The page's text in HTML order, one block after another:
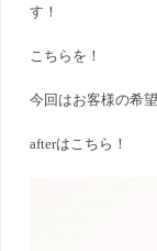
す！
こちらを！
今回はお客様の希
afterはこちら！